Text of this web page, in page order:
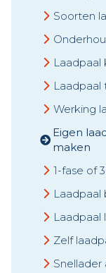
Soorten
Laadpaal
Laadpaal
Werking
Eigen
maken
1-fase of
Laadpaal
Laadpaal
Zelf
Snellader